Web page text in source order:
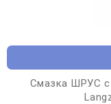
Смазка ШРУС с